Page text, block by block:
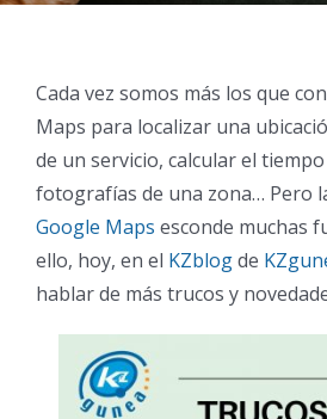
Cada vez somos más los que
Maps para localizar una
de un servicio, calcular el
fotografías de una zona… Pero
Google Maps esconde muchas
ello, hoy, en el KZblogde
hablar de más trucos y